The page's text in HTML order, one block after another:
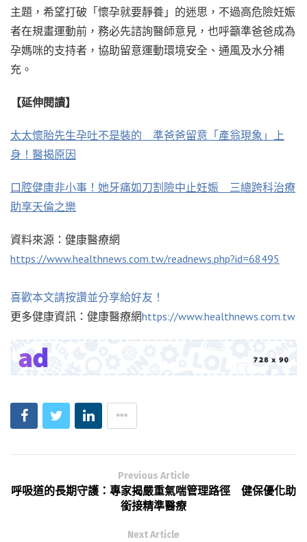
主題，希望打破「懷孕就要靜養」的迷思，不過高危險妊娠
者在規畫運動前，務必先諮詢醫師意見，也呼籲準爸爸成為
孕媽咪的支持者，協助留意運動環境安全、通風及水分補
充。
【延伸閱讀】
太太懷胎先生孕吐不是裝的 準爸爸留意「產翁現象」上
身！醫揭原因
口腔健康非小事！她牙痛如刀割險中止妊娠 三總跨科治療
助享天倫之樂
資料來源：健康醫療網
https://www.healthnews.com.tw/readnews.php?id=68495
喜歡本文請按讚並分享給好友！
更多健康資訊：健康醫療網https://www.healthnews.com.tw
Previous Article
呼吸道的長期守護：專家揭嚴重氣喘管理路徑 健保優化助
銜接精準醫療
Next Article